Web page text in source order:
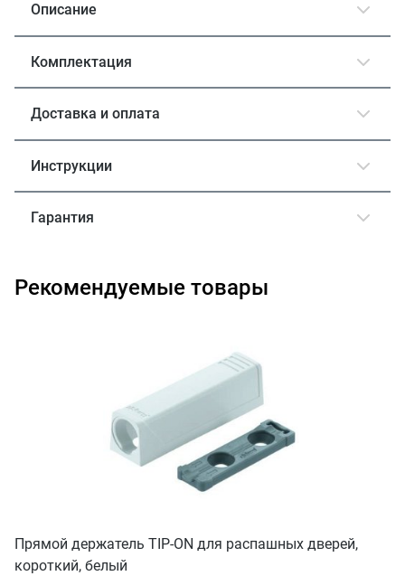
Описание
Комплектация
Доставка и оплата
Инструкции
Гарантия
Рекомендуемые товары
Прямой держатель TIP-ON для распашных дверей,
короткий, белый